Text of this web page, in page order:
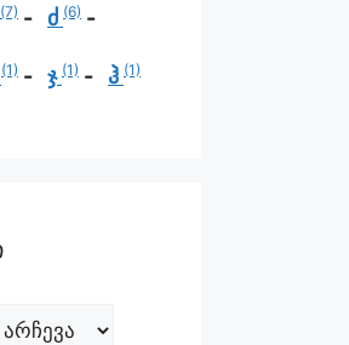
(7) ძ (6)
(1) ჯ (1) ჰ (1)